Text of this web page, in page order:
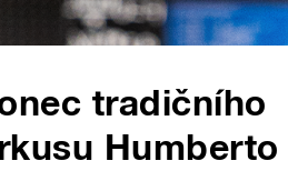
tradičního
Humberto